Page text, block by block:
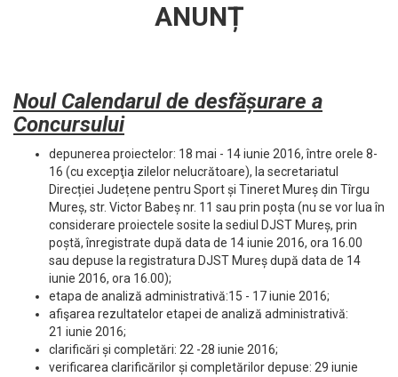
ANUNȚ
Noul Calendarul de desfășurare a
Concursului
depunerea proiectelor: 18 mai - 14 iunie 2016, între orele 8-
16 (cu excepţia zilelor nelucrătoare), la secretariatul
Direcției Județene pentru Sport și Tineret Mureș din Tîrgu
Mureș, str. Victor Babeș nr. 11 sau prin poșta (nu se vor lua în
considerare proiectele sosite la sediul DJST Mureș, prin
poștă, înregistrate după data de 14 iunie 2016, ora 16.00
sau depuse la registratura DJST Mureș după data de 14
iunie 2016, ora 16.00);
etapa de analiză administrativă:15 - 17 iunie 2016;
afişarea rezultatelor etapei de analiză administrativă:
21 iunie 2016;
clarificări și completări: 22 -28 iunie 2016;
verificarea clarificărilor și completărilor depuse: 29 iunie